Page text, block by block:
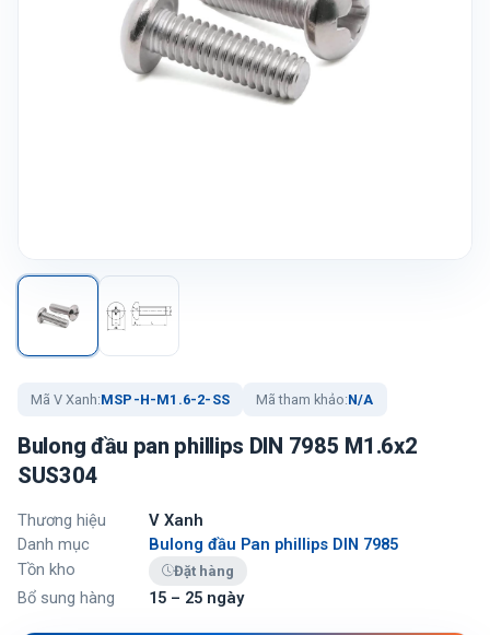
Mã V Xanh:MSP-H-M1.6-2-SS Mã tham khảo:N/A
Bulong đầu pan phillips DIN 7985 M1.6x2
SUS304
Thương hiệu
V Xanh
Danh mục
Bulong đầu Pan phillips DIN 7985
Tồn kho
Đặt hàng
Bổ sung hàng 15 – 25 ngày